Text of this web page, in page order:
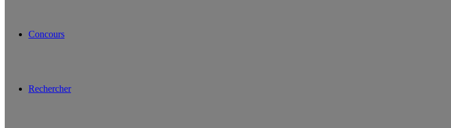
Concours
Rechercher